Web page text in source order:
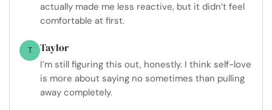
actually made me less reactive, but it didn’t feel
comfortable at first.
T Taylor
I’m still figuring this out, honestly. I think self-love
is more about saying no sometimes than pulling
away completely.